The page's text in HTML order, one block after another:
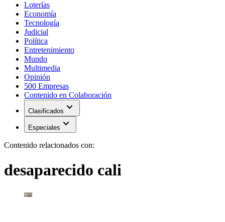
Loterías
Economía
Tecnología
Judicial
Política
Entretenimiento
Mundo
Multimedia
Opinión
500 Empresas
Contenido en Colaboración
Clasificados expand_more
Especiales expand_more
Contenido relacionados con:
desaparecido cali